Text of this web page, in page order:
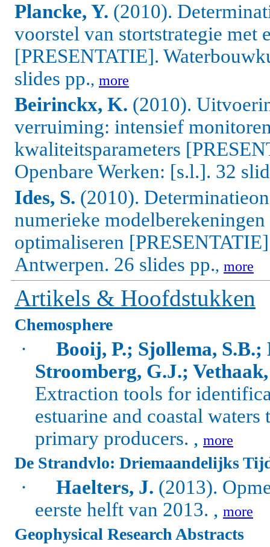
Plancke, Y. (2010).
voorstel van stortstrategie met
[PRESENTATIE].
slides pp., more
Beirinckx, K. (2010).
verruiming: intensief
kwaliteitsparameters
Openbare Werken: [s.l.]. 32
Ides, S. (2010).
numerieke
optimaliseren
Antwerpen. 26 slides pp., more
Artikels & Hoofdstukken
Chemosphere
·
Booij, P.; Sjollema, S.B.;
Stroomberg, G.J.;
Extraction tools for
estuarine and coastal
primary producers. , more
De Strandvlo: Driemaandelijks
· Haelters, J. (2013).
eerste helft van 2013. , more
Geophysical Research Abstracts